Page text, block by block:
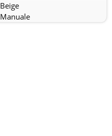
Beige
Manuale